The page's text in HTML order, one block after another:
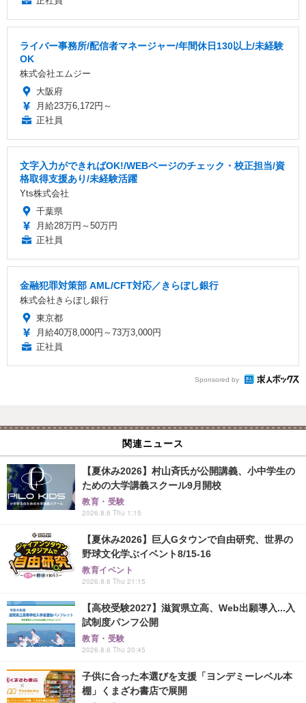
ライバー事務所/配信者マネージャー/年間休日130以上/未経験
OK
株式会社エムジー
大阪府
月給23万6,172円～
正社員
文字入力ができればOK!/WEBページのチェック・校正担当/資
格取得支援あり/未経験活躍
Yts株式会社
千葉県
月給28万円～50万円
正社員
金融犯罪対策部 AML/CFT対応／きらぼし銀行
株式会社きらぼし銀行
東京都
月給40万8,000円～73万3,000円
正社員
Sponsored by
関連ニュース
【夏休み2026】村山斉氏が公開講義、小中学生の
ための大学講義スクール9月開校
教育・受験
2026.8.6 Thu 1:15
【夏休み2026】巨人Gタウンで自由研究、世界の
野球文化学ぶイベント8/15-16
教育イベント
2026.8.6 Thu 21:15
【高校受験2027】滋賀県立高、Web出願導入...入
試制度パンフ公開
教育・受験
2026.8.6 Thu 20:45
子供に合った本選びを支援「ヨンデミーレベル本
棚」くまざわ書店で展開